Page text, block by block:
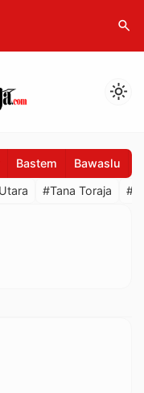
search
light_mode
Bastem Bawaslu
#Tana Toraja